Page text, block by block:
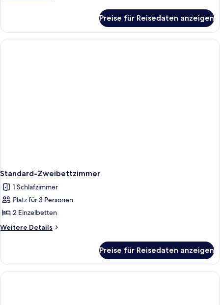
Preise für Reisedaten anzeigen
Standard-Zweibettzimmer
1 Schlafzimmer
Platz für 3 Personen
2 Einzelbetten
Weitere Details
Weitere
Zweibettzimmer
Preise für Reisedaten anzeigen